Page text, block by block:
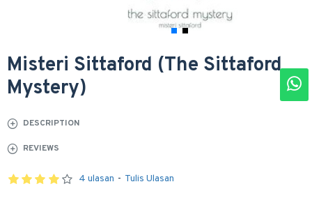
Misteri Sittaford (The Sittaford
Mystery)
DESCRIPTION
REVIEWS
4 ulasan - Tulis Ulasan